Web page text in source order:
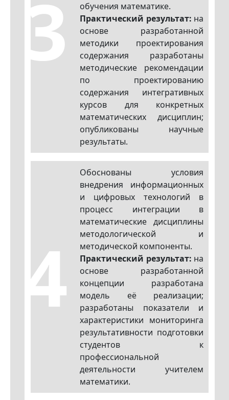
3
обучения математике.
Практический результат: на
основе разработанной
методики проектирования
содержания разработаны
методические рекомендации
по проектированию
содержания интегративных
курсов для конкретных
математических дисциплин;
опубликованы научные
результаты.
4
Обоснованы условия
внедрения информационных
и цифровых технологий в
процесс интеграции в
математические дисциплины
методологической и
методической компоненты.
Практический результат: на
основе разработанной
концепции разработана
модель её реализации;
разработаны показатели и
характеристики мониторинга
результативности подготовки
студентов к
профессиональной
деятельности учителем
математики.